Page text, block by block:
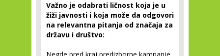
Važno je odabrati ličnost koja je u
žiži javnosti i koja može da odgovori
na relevantna pitanja od značaja za
državu i društvo: